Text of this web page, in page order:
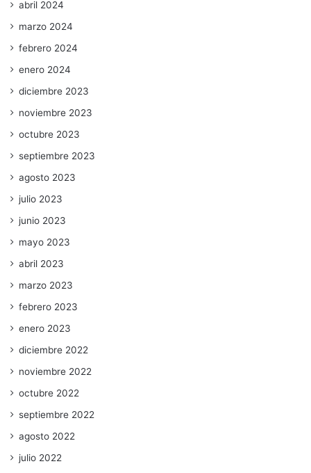
abril 2024
marzo 2024
febrero 2024
enero 2024
diciembre 2023
noviembre 2023
octubre 2023
septiembre 2023
agosto 2023
julio 2023
junio 2023
mayo 2023
abril 2023
marzo 2023
febrero 2023
enero 2023
diciembre 2022
noviembre 2022
octubre 2022
septiembre 2022
agosto 2022
julio 2022